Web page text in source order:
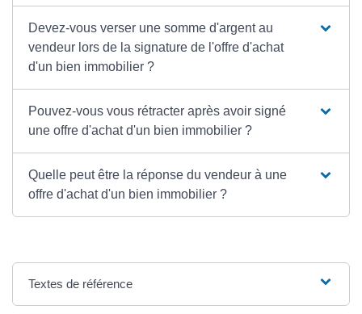
Devez-vous verser une somme d'argent au
vendeur lors de la signature de l'offre d'achat
d'un bien immobilier ?
Pouvez-vous vous rétracter après avoir signé
une offre d'achat d'un bien immobilier ?
Quelle peut être la réponse du vendeur à une
offre d'achat d'un bien immobilier ?
Textes de référence